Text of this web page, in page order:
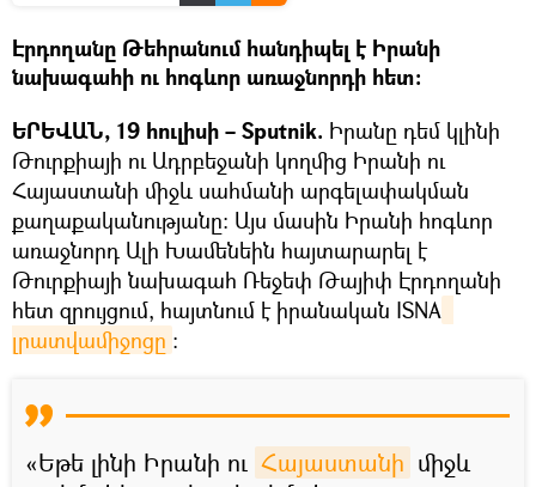
Էրդողանը Թեհրանում հանդիպել է Իրանի
նախագահի ու հոգևոր առաջնորդի հետ։
ԵՐԵՎԱՆ, 19 հուլիսի – Sputnik. Իրանը դեմ կլինի
Թուրքիայի ու Ադրբեջանի կողմից Իրանի ու
Հայաստանի միջև սահմանի արգելափակման
քաղաքականությանը։ Այս մասին Իրանի հոգևոր
առաջնորդ Ալի Խամենեին հայտարարել է
Թուրքիայի նախագահ Ռեջեփ Թայիփ Էրդողանի
հետ զրույցում, հայտնում է իրանական ISNA
լրատվամիջոցը ։
«Եթե լինի Իրանի ու Հայաստանի միջև